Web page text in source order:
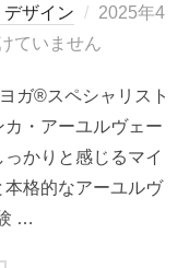
ザイン
投
2025年4
ていません
ガ®スペシャリスト
・アーユルヴェー
かりと感じるマイ
格的なアーユルヴ
…